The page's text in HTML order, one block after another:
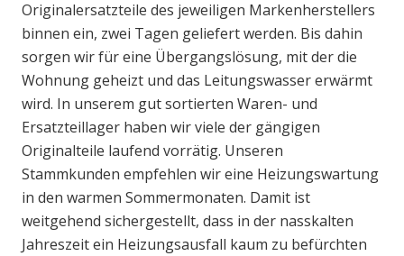
Originalersatzteile des jeweiligen Markenherstellers
binnen ein, zwei Tagen geliefert werden. Bis dahin
sorgen wir für eine Übergangslösung, mit der die
Wohnung geheizt und das Leitungswasser erwärmt
wird. In unserem gut sortierten Waren- und
Ersatzteillager haben wir viele der gängigen
Originalteile laufend vorrätig. Unseren
Stammkunden empfehlen wir eine Heizungswartung
in den warmen Sommermonaten. Damit ist
weitgehend sichergestellt, dass in der nasskalten
Jahreszeit ein Heizungsausfall kaum zu befürchten